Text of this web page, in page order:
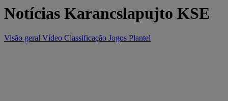
Notícias Karancslapujto KSE
Visão geral Vídeo Classificação Jogos Plantel